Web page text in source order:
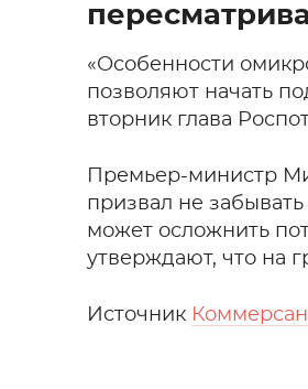
«Особенности
позволяют начать
вторник глава
Премьер-министр
призвал не
может осложнить
утверждают, что на
Источник